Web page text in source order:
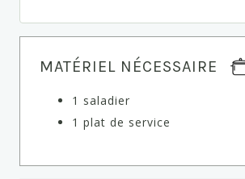
MATÉRIEL NÉCESSAIRE
1 saladier
1 plat de service